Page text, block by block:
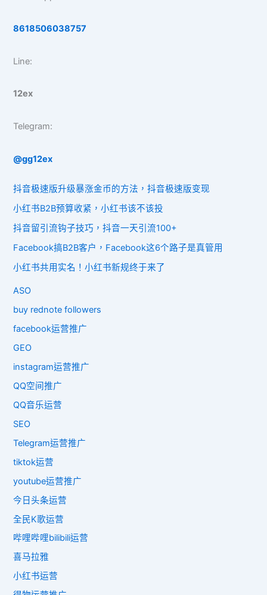
8618506038757
Line:
12ex
Telegram:
@gg12ex
抖音极速版升级暴涨金币的方法，抖音极速版变现
小红书B2B预算收紧，小红书该不该投
抖音留引流钩子技巧，抖音一天引流100+
Facebook搞B2B客户，Facebook这6个路子是真管用
小红书共用实名！小红书新规终于来了
ASO
buy rednote followers
facebook运营推广
GEO
instagram运营推广
QQ空间推广
QQ音乐运营
SEO
Telegram运营推广
tiktok运营
youtube运营推广
今日头条运营
全民K歌运营
哔哩哔哩bilibili运营
喜马拉雅
小红书运营